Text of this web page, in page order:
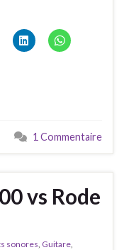
1 Commentaire
vs Rode
sonores Guitare